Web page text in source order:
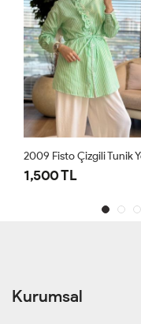
Yeşil 4008 Ada
1,400 TL
Kurumsal